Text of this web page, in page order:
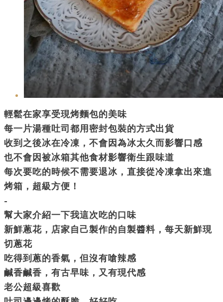
輕鬆在家享受現烤麵包的美味
每一片湯種吐司都用密封包裝的方式出貨
收到之後冰在冷凍，不會因為冰太久而影響口感
也不會因被冰箱其他食材影響衛生跟味道
每次要吃的時候不需要退冰，直接從冷凍拿出來進
烤箱，超級方便！
-
幫大家介紹一下我這次吃的口味
新鮮蔥花，店家自己製作的自製醬料，每天新鮮現
切蔥花
吃得到蔥的香氣，但沒有嗆辣感
鹹香鹹香，有古早味，又有現代感
老公超級喜歡